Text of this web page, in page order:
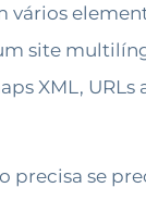
vários
site
XML, URLs
precisa se